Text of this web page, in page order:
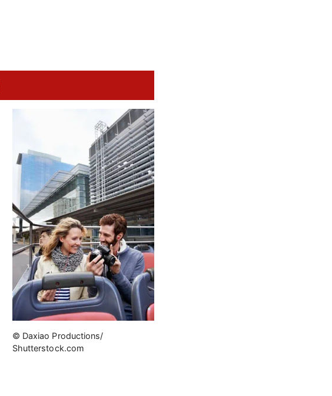
© Daxiao Productions/
Shutterstock.com